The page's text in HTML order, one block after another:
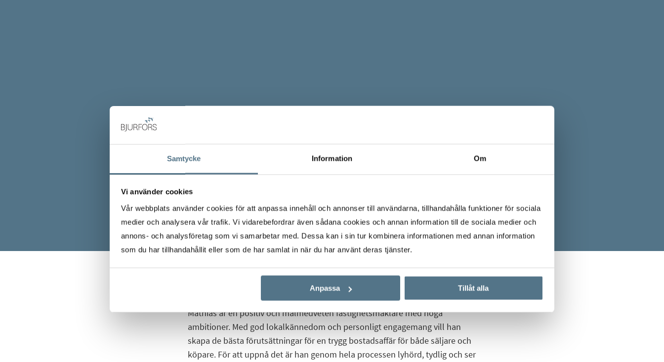
Samtycke Information Om
Vi använder cookies
Vår webbplats använder cookies för att anpassa innehåll och annonser till användarna, tillhandahålla funktioner för sociala
medier och analysera vår trafik. Vi vidarebefordrar även sådana cookies och annan information till de sociala medier och
annons- och analysföretag som vi samarbetar med. Dessa kan i sin tur kombinera informationen med annan information
som du har tillhandahållit eller som de har samlat in när du har använt deras tjänster.
Anpassa Tillåt alla
Start Våra mäklare Mathias Strinäs
Mathias är en positiv och målmedveten fastighetsmäklare med höga
ambitioner. Med god lokalkännedom och personligt engagemang vill han
skapa de bästa förutsättningar för en trygg bostadsaffär för både säljare och
köpare. För att uppnå det är han genom hela processen lyhörd, tydlig och ser